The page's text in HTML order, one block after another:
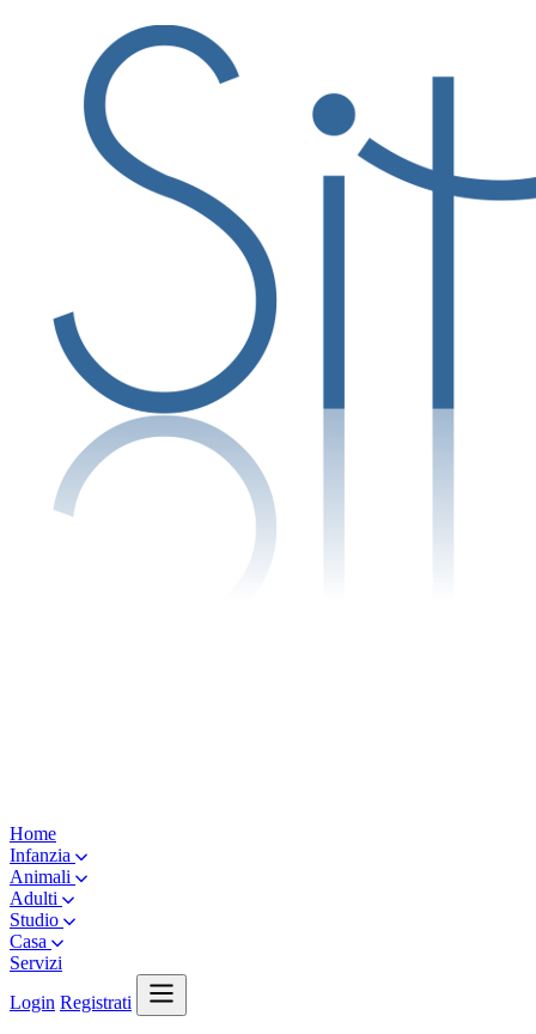
Home
Infanzia
Animali
Adulti
Studio
Casa
Servizi
Login Registrati